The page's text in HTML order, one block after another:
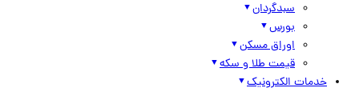
سبدگردان
بورس
اوراق مسکن
قیمت طلا و سکه
خدمات الکترونیک